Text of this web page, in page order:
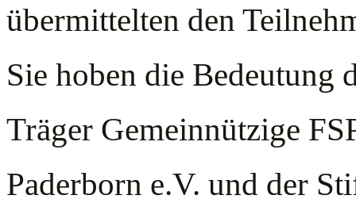
übermittelten den
Sie hoben die Bedeutung
Träger Gemeinnützige
Paderborn e.V. und der